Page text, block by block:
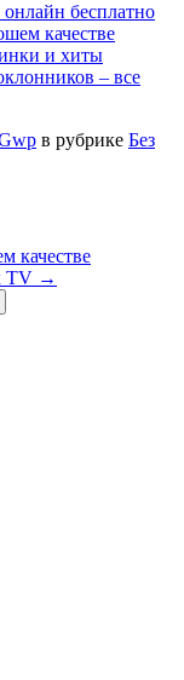
бесплатно
качестве
и хиты
– все
в рубрике Без
качестве
TV →